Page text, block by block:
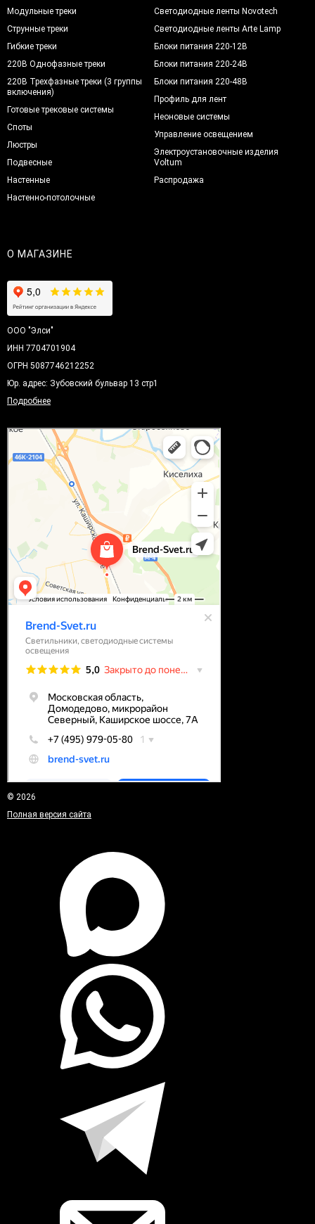
Модульные треки
Струнные треки
Гибкие треки
220В Однофазные треки
220В Трехфазные треки (3 группы
включения)
Готовые трековые системы
Споты
Люстры
Подвесные
Настенные
Настенно-потолочные
Светодиодные ленты Novotech
Светодиодные ленты Arte Lamp
Блоки питания 220-12В
Блоки питания 220-24В
Блоки питания 220-48В
Профиль для лент
Неоновые системы
Управление освещением
Электроустановочные изделия
Voltum
Распродажа
О МАГАЗИНЕ
ООО "Элси"
ИНН 7704701904
ОГРН 5087746212252
Юр. адрес: Зубовский бульвар 13 стр1
Подробнее
© 2026
Полная версия сайта